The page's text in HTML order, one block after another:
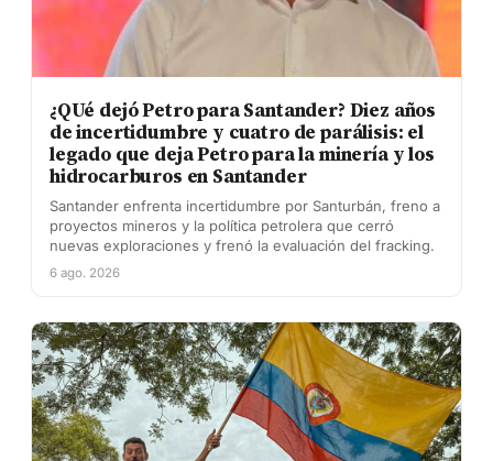
¿QUé dejó Petro para Santander? Diez años
de incertidumbre y cuatro de parálisis: el
legado que deja Petro para la minería y los
hidrocarburos en Santander
Santander enfrenta incertidumbre por Santurbán, freno a
proyectos mineros y la política petrolera que cerró
nuevas exploraciones y frenó la evaluación del fracking.
6 ago. 2026